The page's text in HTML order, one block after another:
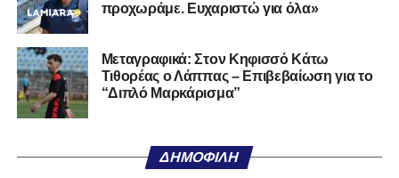
Καρπενήσι. Από μικρός είμαι Ολυμπιακός – από τα 5 μου
τη φανέλα. Είμαι επαγγελματίας όμως· αν ερχόταν άλλη
πρόταση, θα την άκουγα. Θέλω να δουλέψω σκληρά, να
εξελιχθώ και να κοιτάξω ψηλά. Όλα γίνονται όταν είσαι
Για τους προπονητές του και τον ΠΑΣ Λαμία:
προχωράμε. Ευχαριστώ για όλα»
Μεταγραφικά: Στον Κηφισσό Κάτω
Τιθορέας ο Λάππας – Επιβεβαίωση για το
“Διπλό Μαρκάρισμα”
ΔΗΜΟΦΙΛΉ